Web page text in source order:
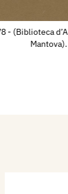
- (Biblioteca
Mantova).